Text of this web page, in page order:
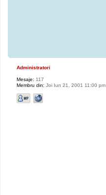
Administratori
Mesaje: 117
Membru din: Joi Iun 21, 2001 11:00 pm